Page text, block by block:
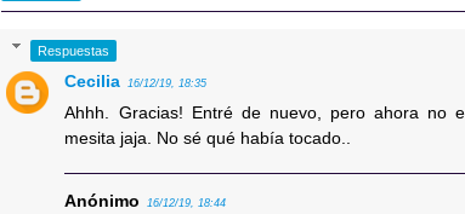
Respuestas
Cecilia 16/12/19, 18:35
Ahhh. Gracias! Entré de nuevo, pero ahora no
mesita jaja. No sé qué había tocado..
Anónimo 16/12/19, 18:44